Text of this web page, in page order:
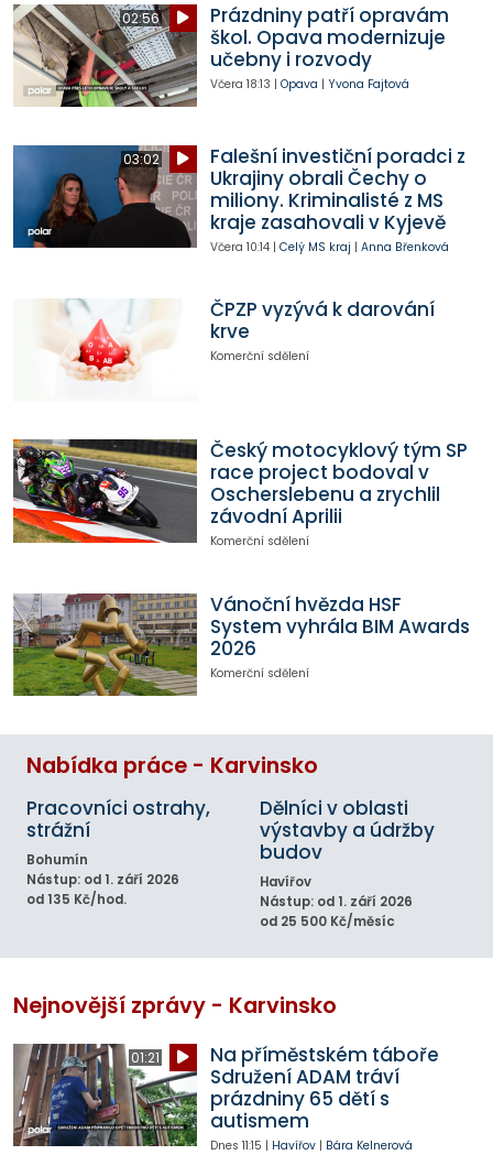
02:56
Prázdniny patří opravám
škol. Opava modernizuje
učebny i rozvody
Včera 18:13 | Opava | Yvona Fajtová
03:02
Falešní investiční poradci z
Ukrajiny obrali Čechy o
miliony. Kriminalisté z MS
kraje zasahovali v Kyjevě
Včera 10:14| Celý MS kraj | Anna Břenková
ČPZP vyzývá k darování
krve
Komerční sdělení
Český motocyklový tým SP
race project bodoval v
Oscherslebenu a zrychlil
závodní Aprilii
Komerční sdělení
Vánoční hvězda HSF
System vyhrála BIM Awards
2026
Komerční sdělení
Nabídka práce - Karvinsko
Pracovníci ostrahy,
strážní
Bohumín
Nástup: od 1. září 2026
od 135 Kč/hod.
Dělníci v oblasti
výstavby a údržby
budov
Havířov
Nástup: od 1. září 2026
od 25 500 Kč/měsíc
Nejnovější zprávy - Karvinsko
01:21
Na příměstském táboře
Sdružení ADAM tráví
prázdniny 65 dětí s
autismem
Dnes 11:15 | Havířov| Bára Kelnerová